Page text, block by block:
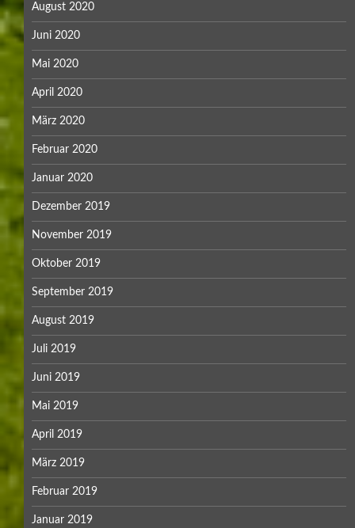
August 2020
Juni 2020
Mai 2020
April 2020
März 2020
Februar 2020
Januar 2020
Dezember 2019
November 2019
Oktober 2019
September 2019
August 2019
Juli 2019
Juni 2019
Mai 2019
April 2019
März 2019
Februar 2019
Januar 2019